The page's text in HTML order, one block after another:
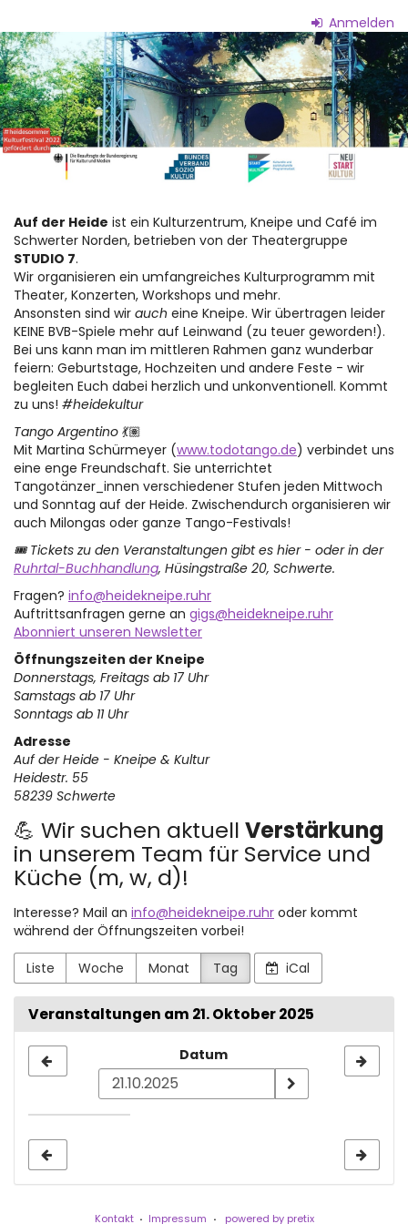
Haupt-
Inhalt
springen
Anmelden
Auf
der
Heide
-
Kneipe
&
Kultur
Auf der Heide ist ein Kulturzentrum, Kneipe und Café im
Schwerter Norden, betrieben von der Theatergruppe
STUDIO 7.
Wir organisieren ein umfangreiches Kulturprogramm mit
Theater, Konzerten, Workshops und mehr.
Ansonsten sind wir auch eine Kneipe. Wir übertragen leider
KEINE BVB-Spiele mehr auf Leinwand (zu teuer geworden!).
Bei uns kann man im mittleren Rahmen ganz wunderbar
feiern: Geburtstage, Hochzeiten und andere Feste - wir
begleiten Euch dabei herzlich und unkonventionell. Kommt
zu uns! #heidekultur
Tango Argentino 💃🏽
Mit Martina Schürmeyer (www.todotango.de) verbindet uns
eine enge Freundschaft. Sie unterrichtet
Tangotänzer_innen verschiedener Stufen jeden Mittwoch
und Sonntag auf der Heide. Zwischendurch organisieren wir
auch Milongas oder ganze Tango-Festivals!
🎟 Tickets zu den Veranstaltungen gibt es hier - oder in der
Ruhrtal-Buchhandlung, Hüsingstraße 20, Schwerte.
Fragen? info@heidekneipe.ruhr
Auftrittsanfragen gerne an gigs@heidekneipe.ruhr
Abonniert unseren Newsletter
Öffnungszeiten der Kneipe
Donnerstags, Freitags ab 17 Uhr
Samstags ab 17 Uhr
Sonntags ab 11 Uhr
Adresse
Auf der Heide - Kneipe & Kultur
Heidestr. 55
58239 Schwerte
💪 Wir suchen aktuell Verstärkung
in unserem Team für Service und
Küche (m, w, d)!
Interesse? Mail an info@heidekneipe.ruhr oder kommt
während der Öffnungszeiten vorbei!
Liste Woche Monat Tag iCal
Veranstaltungen am 21. Oktober 2025
zur
Anzeige
Datum
Kontakt Impressum powered by pretix